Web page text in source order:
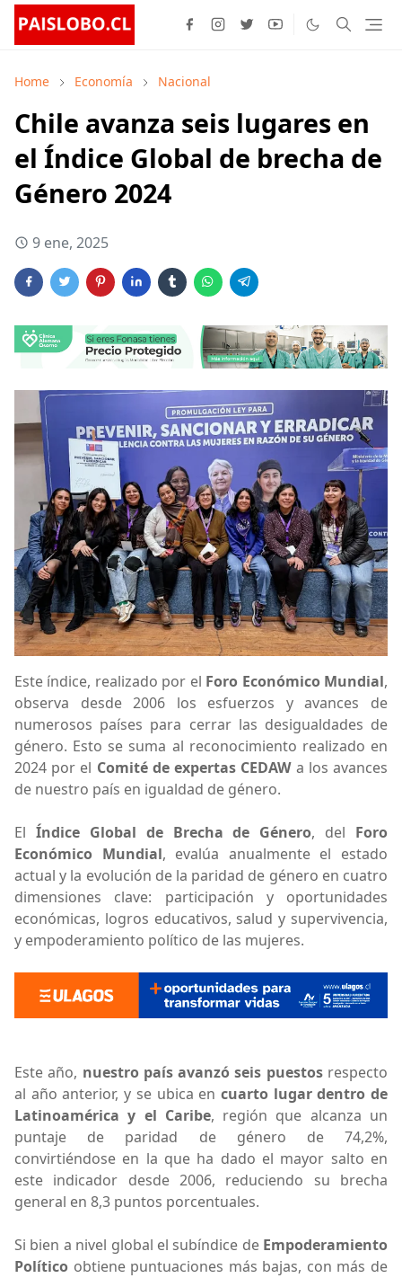
Home Economía Nacional
Chile avanza seis lugares en
el Índice Global de brecha de
Género 2024
9 ene, 2025
Este índice, realizado por el Foro Económico Mundial,
observa desde 2006 los esfuerzos y avances de
numerosos países para cerrar las desigualdades de
género. Esto se suma al reconocimiento realizado en
2024 por el Comité de expertas CEDAWa los avances
de nuestro país en igualdad de género.
El Índice Global de Brecha de Género, del Foro
Económico Mundial, evalúa anualmente el estado
actual y la evolución de la paridad de género en cuatro
dimensiones clave: participación y oportunidades
económicas, logros educativos, salud y supervivencia,
y empoderamiento político de las mujeres.
Este año, nuestro país avanzó seis puestos respecto
al año anterior, y se ubica en cuarto lugar dentro de
Latinoamérica y el Caribe, región que alcanza un
puntaje de paridad de género de 74,2%,
convirtiéndose en la que ha dado el mayor salto en
este indicador desde 2006, reduciendo su brecha
general en 8,3 puntos porcentuales.
Si bien a nivel global el subíndice de Empoderamiento
Político obtiene puntuaciones más bajas, con más de